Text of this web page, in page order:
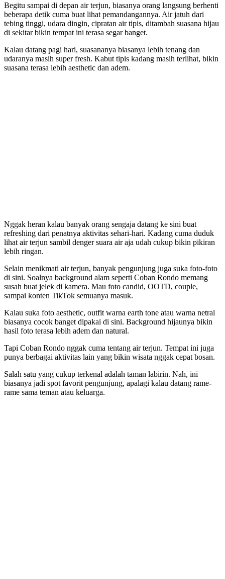
Begitu sampai di depan air terjun, biasanya orang langsung berhenti
beberapa detik cuma buat lihat pemandangannya. Air jatuh dari
tebing tinggi, udara dingin, cipratan air tipis, ditambah suasana hijau
di sekitar bikin tempat ini terasa segar banget.
Kalau datang pagi hari, suasananya biasanya lebih tenang dan
udaranya masih super fresh. Kabut tipis kadang masih terlihat, bikin
suasana terasa lebih aesthetic dan adem.
Nggak heran kalau banyak orang sengaja datang ke sini buat
refreshing dari penatnya aktivitas sehari-hari. Kadang cuma duduk
lihat air terjun sambil denger suara air aja udah cukup bikin pikiran
lebih ringan.
Selain menikmati air terjun, banyak pengunjung juga suka foto-foto
di sini. Soalnya background alam seperti Coban Rondo memang
susah buat jelek di kamera. Mau foto candid, OOTD, couple,
sampai konten TikTok semuanya masuk.
Kalau suka foto aesthetic, outfit warna earth tone atau warna netral
biasanya cocok banget dipakai di sini. Background hijaunya bikin
hasil foto terasa lebih adem dan natural.
Tapi Coban Rondo nggak cuma tentang air terjun. Tempat ini juga
punya berbagai aktivitas lain yang bikin wisata nggak cepat bosan.
Salah satu yang cukup terkenal adalah taman labirin. Nah, ini
biasanya jadi spot favorit pengunjung, apalagi kalau datang rame-
rame sama teman atau keluarga.